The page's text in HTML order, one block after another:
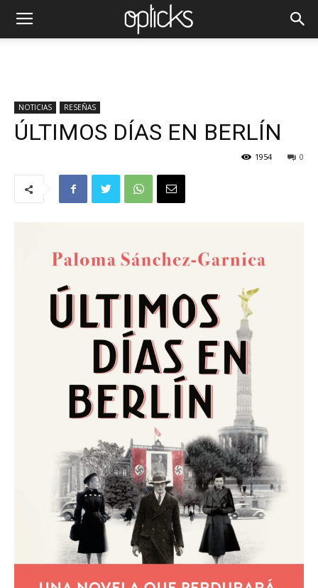
NOTICIAS RESEÑAS
ÚLTIMOS DÍAS EN BERLÍN
0
1954